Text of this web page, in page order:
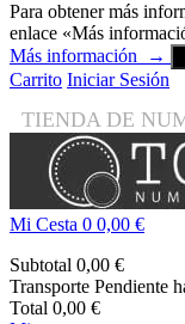
Para obtener más
enlace «Más
Más información
→
Carrito Iniciar Sesión
TIENDA DE
Mi Cesta 0 0,00 €
Subtotal 0,00 €
Transporte Pendiente
Total 0,00 €